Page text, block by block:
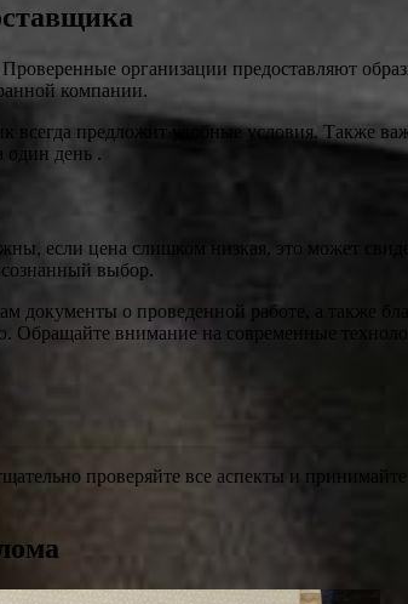
организации предоставляют
компании.
предложит удобные условия. Также
один день .
если цена слишком низкая, это может
выбор.
о проведенной работе, а также
Обращайте внимание на современные
проверяйте все аспекты и